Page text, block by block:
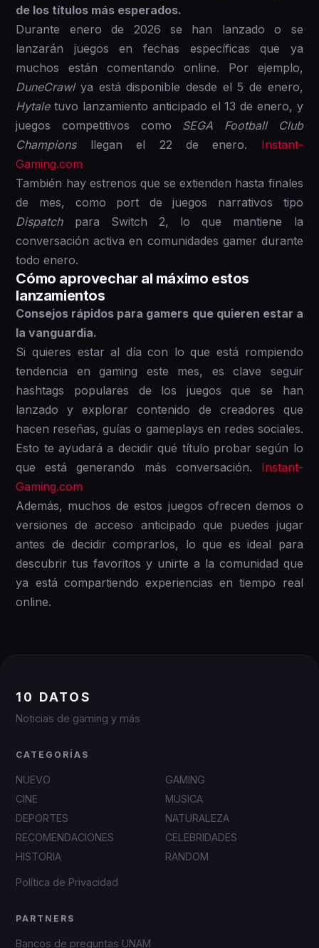
de los títulos más esperados.
Durante enero de 2026 se han lanzado o se
lanzarán juegos en fechas específicas que ya
muchos están comentando online. Por ejemplo,
DuneCrawlya está disponible desde el 5 de enero,
Hytaletuvo lanzamiento anticipado el 13 de enero, y
juegos competitivos como SEGA Football Club
Championsllegan el 22 de enero. Instant-
Gaming.com
También hay estrenos que se extienden hasta finales
de mes, como port de juegos narrativos tipo
Dispatchpara Switch 2, lo que mantiene la
conversación activa en comunidades gamer durante
todo enero.
Cómo aprovechar al máximo estos
lanzamientos
Consejos rápidos para gamers que quieren estar a
la vanguardia.
Si quieres estar al día con lo que está rompiendo
tendencia en gaming este mes, es clave seguir
hashtags populares de los juegos que se han
lanzado y explorar contenido de creadores que
hacen reseñas, guías o gameplays en redes sociales.
Esto te ayudará a decidir qué título probar según lo
que está generando más conversación. Instant-
Gaming.com
Además, muchos de estos juegos ofrecen demos o
versiones de acceso anticipado que puedes jugar
antes de decidir comprarlos, lo que es ideal para
descubrir tus favoritos y unirte a la comunidad que
ya está compartiendo experiencias en tiempo real
online.
10 DATOS
Noticias de gaming y más
CATEGORÍAS
NUEVO
GAMING
CINE
MUSICA
DEPORTES
NATURALEZA
RECOMENDACIONES
CELEBRIDADES
HISTORIA
RANDOM
Política de Privacidad
PARTNERS
Bancos de preguntas UNAM